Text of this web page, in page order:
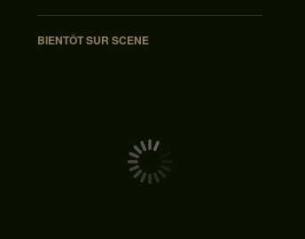
BIENTÔT SUR SCENE